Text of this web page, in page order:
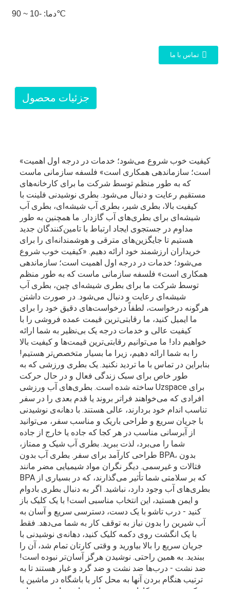
دما: -10 ~ 90℃
تماس با ما
جزئیات محصول
«کیفیت خوب شروع می‌شود؛ خدمات در درجه اول اهمیت
است؛ سازماندهی همکاری است» فلسفه سازمانی ماست
که به طور منظم توسط شرکت ما برای کارخانه‌های
مستقیم رعایت و دنبال می‌شود. بطری نوشیدنی فلینت با
کیفیت بالا، بطری شیر، بطری آب شیشه‌ای، بطری آب
شیشه‌ای برای بطری‌های آب گازدار. ما همچنین به طور
مداوم در جستجوی ایجاد ارتباط با تامین‌کنندگان جدید
هستیم تا جایگزین‌های مترقی و هوشمندانه‌ای را برای
خریداران ارزشمند خود ارائه دهیم. «کیفیت خوب شروع
می‌شود؛ خدمات در درجه اول اهمیت است؛ سازماندهی
همکاری است» فلسفه سازمانی ماست که به طور منظم
توسط شرکت ما برای بطری شیشه‌ای چین، بطری آب
شیشه‌ای رعایت و دنبال می‌شود. در صورت داشتن
هرگونه درخواست، لطفاً درخواست‌های دقیق خود را برای
ما ایمیل کنید، ما رقابتی‌ترین قیمت عمده فروشی را با
کیفیت عالی و خدمات درجه یک بی‌نظیر به شما ارائه
خواهیم داد! ما می‌توانیم رقابتی‌ترین قیمت‌ها و کیفیت بالا
را به شما ارائه دهیم، زیرا ما بسیار متخصص‌تر هستیم!
بنابراین در تماس با ما تردید نکنید. یک بطری ورزشی که به
طور خاص برای سبک زندگی فعال و در حال حرکت
ساخته شده است. بطری‌های آب ورزشی Uzspace برای
افرادی که می‌خواهند فراتر بروند یا قدم بعدی را در سفر
تناسب اندام خود بردارند، عالی هستند. با دهانه‌ی نوشیدنی
با جریان سریع و طراحی باریک و مناسب سفر، می‌توانید
از آبرسانی مناسب در هر کجا که جاده یا خارج از جاده
شما را می‌برد، لذت ببرید. بطری آب شیک و ممتاز،
طراحی کارآمد برای سفر. بطری آب بدون BPA، بدون
فتالات و غیرسمی. دیگر نگران مواد شیمیایی مضر مانند
BPA که بر سلامتی شما تأثیر می‌گذارند، که در بسیاری از
بطری‌های آب وجود دارد، نباشید. اگر به دنبال بطری بادوام
و ایمن هستید، این انتخاب مناسبی است! با یک کلیک باز
کنید - درب تاشو با یک دست، دسترسی سریع و آسان به
آب شیرین را بدون نیاز به توقف کار به شما می‌دهد. فقط
با یک انگشت روی دکمه کلیک کنید، دهانه‌ی نوشیدنی با
جریان سریع را بالا بیاورید و وقتی کارتان تمام شد، آن را
ببندید. به همین راحتی. نوشیدن هرگز آسان‌تر نبوده است!
ضد نشت - درب‌ها ضد نشت و ضد گرد و غبار هستند تا به
ترتیب هنگام بردن آنها به محل کار یا باشگاه در ماشین یا